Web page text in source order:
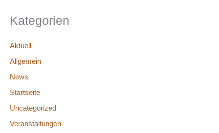
Kategorien
Aktuell
Allgemein
News
Startseite
Uncategorized
Veranstaltungen